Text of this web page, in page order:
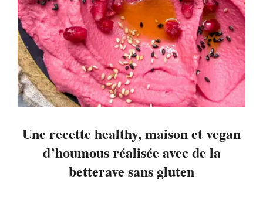
Une recette healthy, maison et vegan
d’houmous réalisée avec de la
betterave sans gluten